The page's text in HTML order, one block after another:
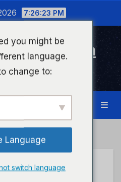
7:26:23 PM
Kreuznach
Bad Kreuznach
you might be
language.
change to:
Language
switch language